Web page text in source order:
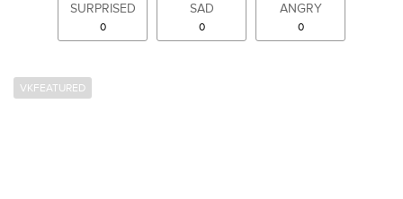
SURPRISED
0
SAD
0
ANGRY
0
VKFEATURED